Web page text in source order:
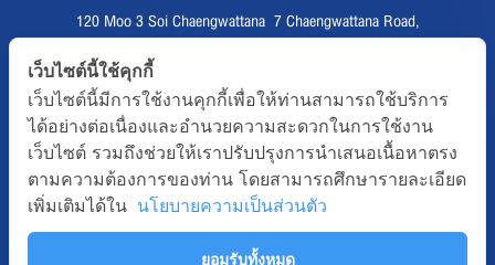
120 Moo 3 Soi Chaengwattana 7 Chaengwattana Road,
Fax :02 123 1200
CALL CENTER :02 123 1234
email :info@etda.or.th
Follows
เว็บไซต์นี้ใช้คุกกี้
เว็บไซต์นี้มีการใช้งานคุกกี้เพื่อให้ท่านสามารถใช้บริการ
ได้อย่างต่อเนื่องและอำนวยความสะดวกในการใช้งาน
เว็บไซต์ รวมถึงช่วยให้เราปรับปรุงการนำเสนอเนื้อหาตรง
ตามความต้องการของท่าน โดยสามารถศึกษารายละเอียด
เพิ่มเติมได้ใน นโยบายความเป็นส่วนตัว
ยอมรับทั้งหมด